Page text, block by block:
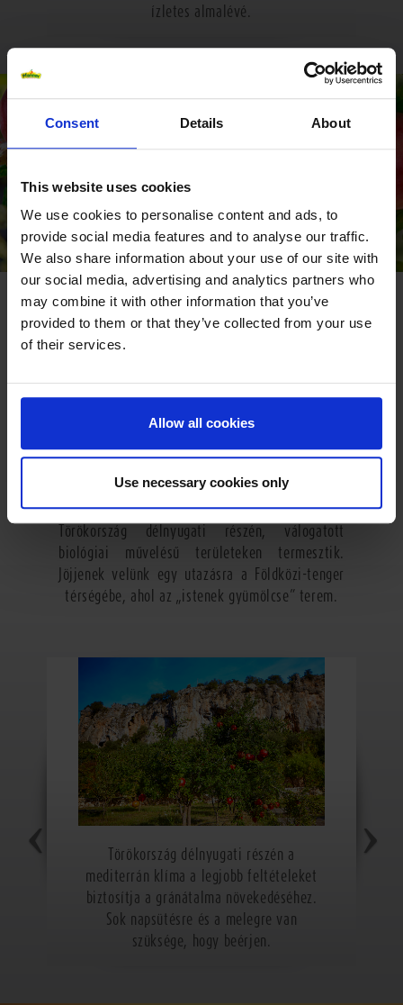
Consent Details About
This website uses cookies
We use cookies to personalise content and ads, to
provide social media features and to analyse our traffic.
We also share information about your use of our site with
our social media, advertising and analytics partners who
may combine it with other information that you’ve
provided to them or that they’ve collected from your use
of their services.
Allow all cookies
Use necessary cookies only
ízletes almalévé.
GO SOUTH
Törökország enyhe klímáján terem a paradicsomi
az élet és a termékenység szimbólumaként
tisztelnek. A gyümölcs neve latin eredetű és azt
jelenti: sok magvú. Egy gránátalmában mintegy
gyümölcs belsejében egyenként tokokban
helyezkednek el. APfanner BIO
Gránátalmanektárhoza gyümölcsöket
Törökország délnyugati részén, válogatott
biológiai művelésű területeken termesztik.
Jöjjenek velünk egy utazásra a Földközi-tenger
térségébe, ahol az „istenek gyümölcse” terem.
Törökország délnyugati részén a
mediterrán klíma a legjobb feltételeket
biztosítja a gránátalma növekedéséhez.
Sok napsütésre és a melegre van
szüksége, hogy beérjen.